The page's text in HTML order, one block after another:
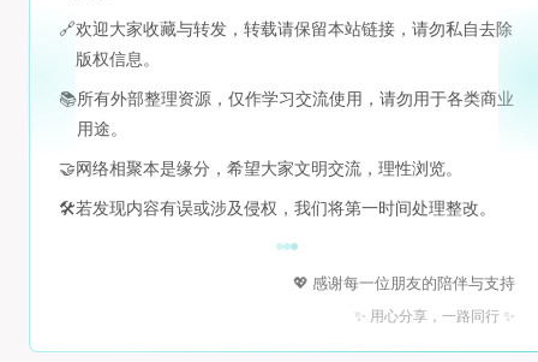
🔗欢迎大家收藏与转发，转载请保留本站链接，请勿私自去除
版权信息。
📚所有外部整理资源，仅作学习交流使用，请勿用于各类商业
用途。
🤝 网络相聚本是缘分，希望大家文明交流，理性浏览。
🛠️若发现内容有误或涉及侵权，我们将第一时间处理整改。
💖 感谢每一位朋友的陪伴与支持
✨ 用心分享，一路同行 ✨